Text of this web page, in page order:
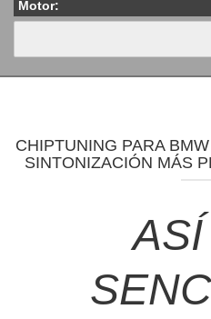
Motor:
CHIPTUNING PARA
SINTONIZACIÓN MÁS